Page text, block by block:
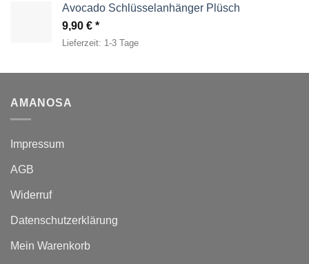
Avocado Schlüsselanhänger Plüsch
9,90 €
Lieferzeit: 1-3 Tage
AMANOSA
Impressum
AGB
Widerruf
Datenschutzerklärung
Mein Warenkorb